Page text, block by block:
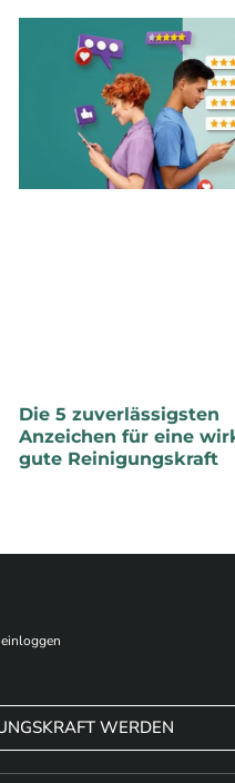
Die 5 zuverlässigsten
Anzeichen für eine
gute Reinigungskraft
WERDEN